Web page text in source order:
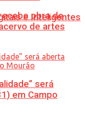
e Inteligentes
obra de
de artes
será
em Campo